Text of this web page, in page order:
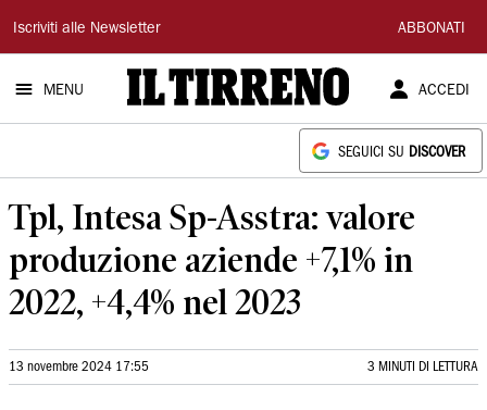
Il
Tirreno
Iscriviti alle Newsletter ABBONATI
MENU ACCEDI
SEGUICI SU DISCOVER
Tpl, Intesa Sp-Asstra: valore
produzione aziende +7,1% in
2022, +4,4% nel 2023
13 novembre 2024 17:55 3 MINUTI DI LETTURA